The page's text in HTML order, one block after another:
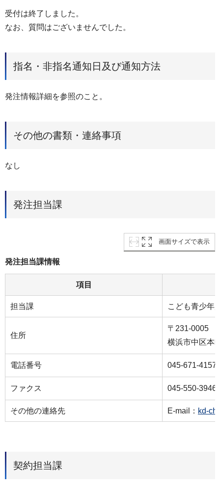
受付は終了しました。
なお、質問はございませんでした。
指名・非指名通知日及び通知方法
発注情報詳細を参照のこと。
その他の書類・連絡事項
なし
発注担当課
画面サイズで表示
発注担当課情報
項目
担当課 こども青少年
住所
〒231-0005
横浜市中区本
電話番号 045-671-4157
ファクス 045-550-3946
その他の連絡先 E-mail： kd-
契約担当課